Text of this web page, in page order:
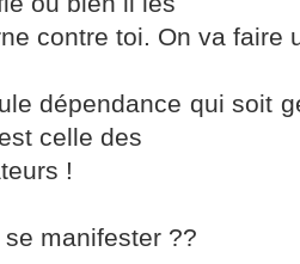
contre toi. On va faire
dépendance qui soit
celle des
!
se manifester ??